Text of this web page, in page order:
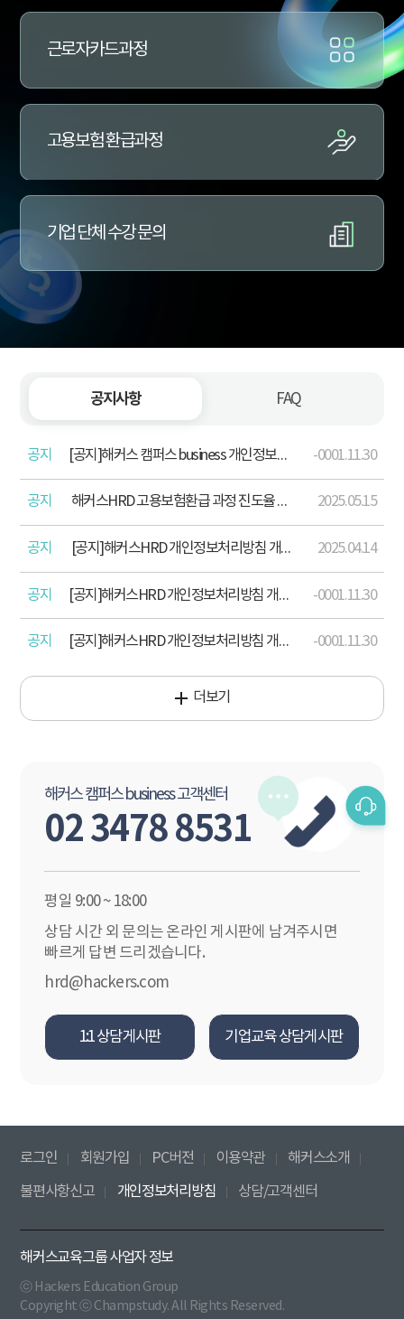
의
근로자카드과정
고용보험 환급과정
기업 단체 수강 문의
공지사항 FAQ
공지 [공지]해커스 캠퍼스 business 개인정보처리방침 개정 안내(2026. 4. 13.) -0001.11.30
공지 해커스HRD 고용보험환급 과정 진도율 산정 기준 포함 학습주의사항 안내 2025.05.15
공지 [공지]해커스HRD 개인정보처리방침 개정 안내(2025 .04.15) 2025.04.14
공지 [공지]해커스HRD 개인정보처리방침 개정 안내(2024. 12. 17) -0001.11.30
공지 [공지]해커스HRD 개인정보처리방침 개정 안내(2023. 8. 18.) -0001.11.30
더보기
해커스 캠퍼스 business 고객센터
02 3478 8531
평일 9:00 ~ 18:00
상담 시간 외 문의는 온라인 게시판에 남겨주시면
빠르게 답변 드리겠습니다.
hrd@hackers.com
1:1 상담게시판 기업교육 상담게시판
로그인 회원가입 PC버전 이용약관
해커스소개
불편사항신고
개인정보처리방침 상담/고객센터
해커스교육그룹 사업자 정보
ⓒ Hackers Education Group
Copyright ⓒ Champstudy. All Rights Reserved.